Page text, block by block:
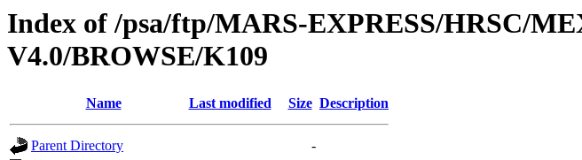
Index of /psa/ftp/MARS-EXPRESS/HRSC/
V4.0/BROWSE/K109
Name Last modified Size Description
Parent Directory
-